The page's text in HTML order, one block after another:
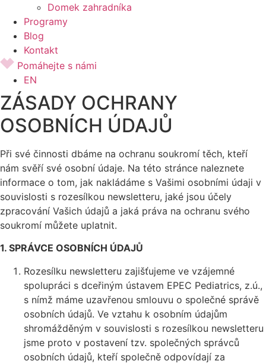
Domek zahradníka
Programy
Blog
Kontakt
Pomáhejte s námi
EN
ZÁSADY OCHRANY
OSOBNÍCH ÚDAJŮ
Při své činnosti dbáme na ochranu soukromí těch, kteří
nám svěří své osobní údaje. Na této stránce naleznete
informace o tom, jak nakládáme s Vašimi osobními údaji v
souvislosti s rozesílkou newsletteru, jaké jsou účely
zpracování Vašich údajů a jaká práva na ochranu svého
soukromí můžete uplatnit.
1. SPRÁVCE OSOBNÍCH ÚDAJŮ
Rozesílku newsletteru zajišťujeme ve vzájemné
spolupráci s dceřiným ústavem EPEC Pediatrics, z.ú.,
s nímž máme uzavřenou smlouvu o společné správě
osobních údajů. Ve vztahu k osobním údajům
shromážděným v souvislosti s rozesílkou newsletteru
jsme proto v postavení tzv. společných správců
osobních údajů, kteří společně odpovídají za